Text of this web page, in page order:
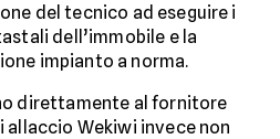
del tecnico ad eseguire i
dell’immobile e la
impianto a norma.
direttamente al fornitore
Wekiwi invece non